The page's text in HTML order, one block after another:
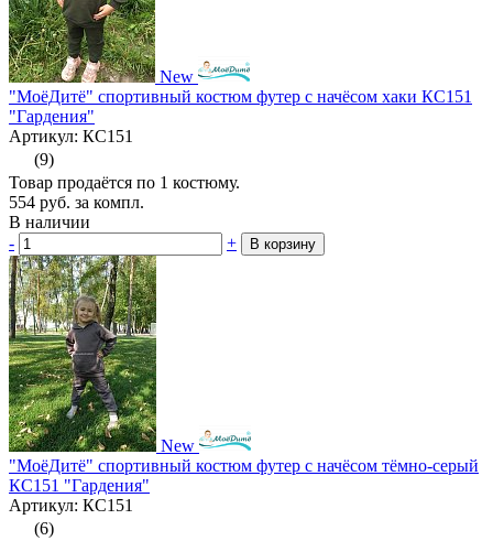
New
"МоёДитё" спортивный костюм футер с начёсом хаки КС151
"Гардения"
Артикул: КС151
(9)
Товар продаётся по 1 костюму.
554 руб. за компл.
В наличии
-
+ В корзину
New
"МоёДитё" спортивный костюм футер с начёсом тёмно-серый
КС151 "Гардения"
Артикул: КС151
(6)